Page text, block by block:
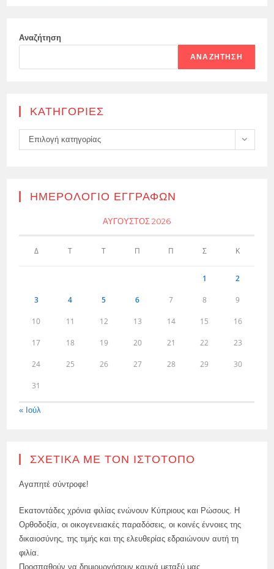
Αναζήτηση
ΑΝΑΖΉΤΗΣΗ
KΑΤΗΓΟΡΊΕΣ
Kατηγορίες
Επιλογή κατηγορίας
ΗΜΕΡΟΛΌΓΙΟ ΕΓΓΡΑΦΏΝ
ΑΎΓΟΥΣΤΟΣ 2026
Δ Τ Τ Π Π Σ Κ
1 2
3 4 5 6 7 8 9
10 11 12 13 14 15 16
17 18 19 20 21 22 23
24 25 26 27 28 29 30
31
« Ιούλ
ΣΧΕΤΙΚΆ ΜΕ ΤΟΝ ΙΣΤΌΤΟΠΟ
Αγαπητέ σύντροφε!
Εκατοντάδες χρόνια φιλίας ενώνουν Κύπριους και Ρώσους. Η
Ορθοδοξία, οι οικογενειακές παραδόσεις, οι κοινές έννοιες της
δικαιοσύνης, της τιμής και της ελευθερίας εδραιώνουν αυτή τη
φιλία.
Προσπαθούν να δημιουργήσουν καυγά μεταξύ μας